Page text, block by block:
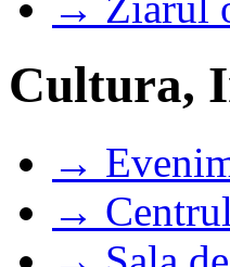
Cultura,
→
→